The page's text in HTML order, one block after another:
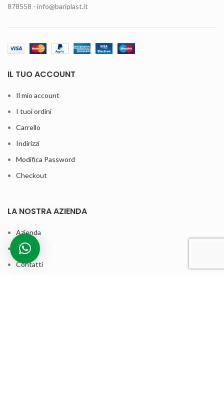
878558 - info@bariplast.it
IL TUO ACCOUNT
Il mio account
I tuoi ordini
Carrello
Indirizzi
Modifica Password
Checkout
LA NOSTRA AZIENDA
Azienda
Servizi
Contatti